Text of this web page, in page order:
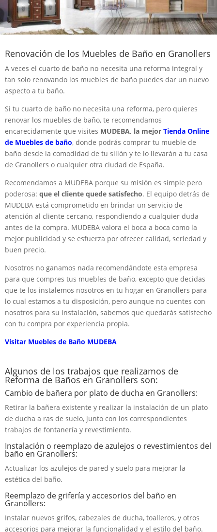
Renovación de los Muebles de Baño en Granollers
A veces el cuarto de baño no necesita una reforma integral y
tan solo renovando los muebles de baño puedes dar un nuevo
aspecto a tu baño.
Si tu cuarto de baño no necesita una reforma, pero quieres
renovar los muebles de baño, te recomendamos
encarecidamente que visites MUDEBA, la mejor Tienda Online
de Muebles de baño, donde podrás comprar tu mueble de
baño desde la comodidad de tu sillón y te lo llevarán a tu casa
de Granollers o cualquier otra ciudad de España.
Recomendamos a MUDEBA porque su misión es simple pero
poderosa: que el cliente quede satisfecho. El equipo detrás de
MUDEBA está comprometido en brindar un servicio de
atención al cliente cercano, respondiendo a cualquier duda
antes de la compra. MUDEBA valora el boca a boca como la
mejor publicidad y se esfuerza por ofrecer calidad, seriedad y
buen precio.
Nosotros no ganamos nada recomendándote esta empresa
para que compres tus muebles de baño, excepto que decidas
que te los instalemos nosotros en tu hogar en Granollers para
lo cual estamos a tu disposición, pero aunque no cuentes con
nosotros para su instalación, sabemos que quedarás satisfecho
con tu compra por experiencia propia.
Visitar Muebles de Baño MUDEBA
Algunos de los trabajos que realizamos de
Reforma de Baños en Granollers son:
Cambio de bañera por plato de ducha en Granollers:
Retirar la bañera existente y realizar la instalación de un plato
de ducha a ras de suelo, junto con los correspondientes
trabajos de fontanería y revestimiento.
Instalación o reemplazo de azulejos o revestimientos del
baño en Granollers:
Actualizar los azulejos de pared y suelo para mejorar la
estética del baño.
Reemplazo de grifería y accesorios del baño en
Granollers:
Instalar nuevos grifos, cabezales de ducha, toalleros, y otros
accesorios para mejorar la funcionalidad y el estilo del baño.